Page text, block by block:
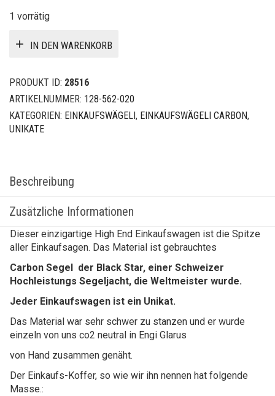
1 vorrätig
IN DEN WARENKORB
PRODUKT ID: 28516
ARTIKELNUMMER: 128-562-020
KATEGORIEN: EINKAUFSWÄGELI , EINKAUFSWÄGELI CARBON,
UNIKATE
Beschreibung
Zusätzliche Informationen
Dieser einzigartige High End Einkaufswagen ist die Spitze
aller Einkaufsagen. Das Material ist gebrauchtes
Carbon Segel der Black Star, einer Schweizer
Hochleistungs Segeljacht, die Weltmeister wurde.
Jeder Einkaufswagen ist ein Unikat.
Das Material war sehr schwer zu stanzen und er wurde
einzeln von uns co2 neutral in Engi Glarus
von Hand zusammen genäht.
Der Einkaufs-Koffer, so wie wir ihn nennen hat folgende
Masse.: